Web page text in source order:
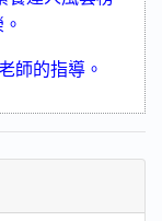
師的指導。